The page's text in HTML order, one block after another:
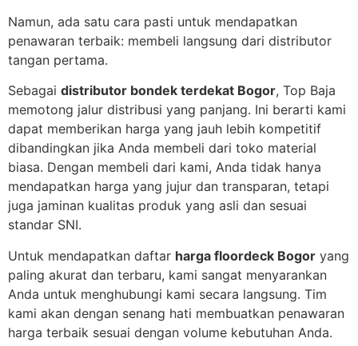
Namun, ada satu cara pasti untuk mendapatkan
penawaran terbaik: membeli langsung dari distributor
tangan pertama.
Sebagai distributor bondek terdekat Bogor, Top Baja
memotong jalur distribusi yang panjang. Ini berarti kami
dapat memberikan harga yang jauh lebih kompetitif
dibandingkan jika Anda membeli dari toko material
biasa. Dengan membeli dari kami, Anda tidak hanya
mendapatkan harga yang jujur dan transparan, tetapi
juga jaminan kualitas produk yang asli dan sesuai
standar SNI.
Untuk mendapatkan daftar harga floordeck Bogor yang
paling akurat dan terbaru, kami sangat menyarankan
Anda untuk menghubungi kami secara langsung. Tim
kami akan dengan senang hati membuatkan penawaran
harga terbaik sesuai dengan volume kebutuhan Anda.